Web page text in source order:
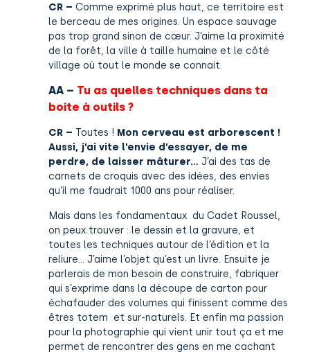
CR – Comme exprimé plus haut, ce territoire est
le berceau de mes origines. Un espace sauvage
pas trop grand sinon de cœur. J’aime la proximité
de la forêt, la ville à taille humaine et le côté
village où tout le monde se connait.
AA – Tu as quelles techniques dans ta
boite à outils ?
CR – Toutes ! Mon cerveau est arborescent !
Aussi, j’ai vite l’envie d’essayer, de me
perdre, de laisser mâturer… J’ai des tas de
carnets de croquis avec des idées, des envies
qu’il me faudrait 1000 ans pour réaliser.
Mais dans les fondamentaux du Cadet Roussel,
on peux trouver : le dessin et la gravure, et
toutes les techniques autour de l’édition et la
reliure… J’aime l’objet qu’est un livre. Ensuite je
parlerais de mon besoin de construire, fabriquer
qui s’exprime dans la découpe de carton pour
échafauder des volumes qui finissent comme des
êtres totem et sur-naturels. Et enfin ma passion
pour la photographie qui vient unir tout ça et me
permet de rencontrer des gens en me cachant